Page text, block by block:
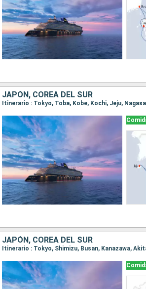
JAPÓN, COREA DEL SUR
Itinerario : Tokyo, Toba, Kobe, Kochi, Jeju,
JAPÓN, COREA DEL SUR
Itinerario : Tokyo, Shimizu, Busan, Kanazawa,